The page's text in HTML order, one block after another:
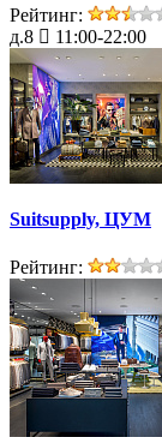
Рейтинг:
д.8
11:00-22:00
Suitsupply, ЦУМ
Рейтинг: